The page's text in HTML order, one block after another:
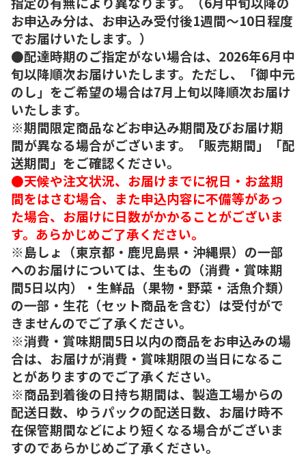
お申込み分は、お申込み受付後1週間～10日程度
でお届けいたします。）
●配達時期のご指定がない場合は、2026年6月中
旬以降順次お届けいたします。ただし、「御中元
のし」をご希望の場合は7月上旬以降順次お届け
いたします。
※期間限定商品などお申込み期間及びお届け期
間が異なる場合がございます。「販売期間」「配
送期間」をご確認ください。
●天候や注文状況、お届けまでに祝日・お盆期
間をはさむ場合、また申込内容に不備等があっ
た場合、お届けに日数がかかることがございま
す。あらかじめご了承ください。
※島しょ（東京都・鹿児島県・沖縄県）の一部
へのお届けについては、生もの（消費・賞味期
間5日以内）・生鮮品（果物・野菜・活魚介類）
の一部・生花（セット商品を含む）は受付がで
きませんのでご了承ください。
※消費・賞味期間5日以内の商品をお申込みの場
合は、お届けが消費・賞味期限の当日になるこ
とがありますのでご了承ください。
※商品到着後の日持ち期間は、製造工場からの
配送日数、ゆうパックの配送日数、お届け時不
在保管期間などにより短くなる場合がございま
すのであらかじめご了承ください。